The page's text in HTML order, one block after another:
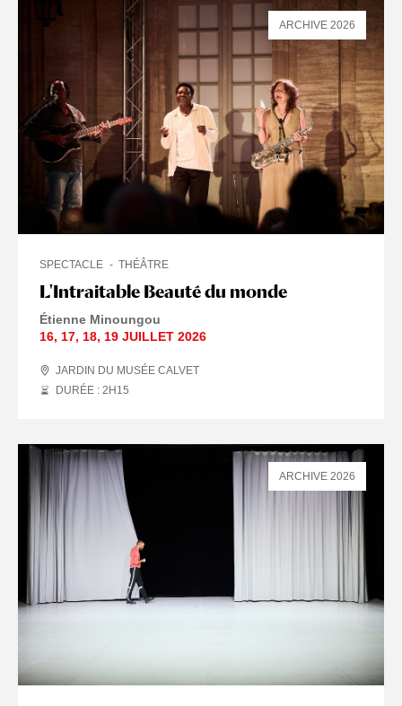
L'Intraitable Beauté du monde
SPECTACLE THÉÂTRE
Étienne Minoungou
16, 17, 18, 19 JUILLET 2026
JARDIN DU MUSÉE CALVET
DURÉE : 2 H 15
ARCHIVE 2026
ARCHIVE 2026